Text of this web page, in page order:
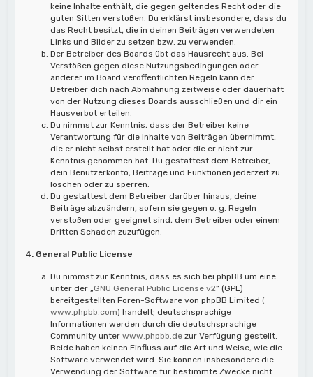
keine Inhalte enthält, die gegen geltendes Recht oder die
guten Sitten verstoßen. Du erklärst insbesondere, dass du
das Recht besitzt, die in deinen Beiträgen verwendeten
Links und Bilder zu setzen bzw. zu verwenden.
Der Betreiber des Boards übt das Hausrecht aus. Bei
Verstößen gegen diese Nutzungsbedingungen oder
anderer im Board veröffentlichten Regeln kann der
Betreiber dich nach Abmahnung zeitweise oder dauerhaft
von der Nutzung dieses Boards ausschließen und dir ein
Hausverbot erteilen.
Du nimmst zur Kenntnis, dass der Betreiber keine
Verantwortung für die Inhalte von Beiträgen übernimmt,
die er nicht selbst erstellt hat oder die er nicht zur
Kenntnis genommen hat. Du gestattest dem Betreiber,
dein Benutzerkonto, Beiträge und Funktionen jederzeit zu
löschen oder zu sperren.
Du gestattest dem Betreiber darüber hinaus, deine
Beiträge abzuändern, sofern sie gegen o. g. Regeln
verstoßen oder geeignet sind, dem Betreiber oder einem
Dritten Schaden zuzufügen.
4. General Public License
Du nimmst zur Kenntnis, dass es sich bei phpBB um eine
unter der „GNU General Public License v2“ (GPL)
bereitgestellten Foren-Software von phpBB Limited (
www.phpbb.com) handelt; deutschsprachige
Informationen werden durch die deutschsprachige
Community unterwww.phpbb.de zur Verfügung gestellt.
Beide haben keinen Einfluss auf die Art und Weise, wie die
Software verwendet wird. Sie können insbesondere die
Verwendung der Software für bestimmte Zwecke nicht